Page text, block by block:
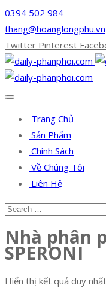
0394 502 984
thang@hoanglongphu.vn
Twitter Pinterest
Trang Chủ
Sản Phẩm
Chính Sách
Về Chúng Tôi
Liên Hệ
Nhà phân
SPERONI
Hiển thị kết quả duy nhất